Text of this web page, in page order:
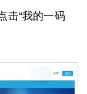
击“我的一码